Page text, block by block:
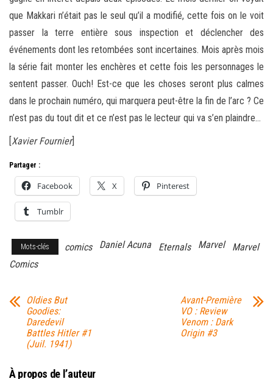
que Makkari n’était pas le seul qu’il a modifié, cette fois on le voit
passer la terre entière sous inspection et déclencher des
événements dont les retombées sont incertaines. Mois après mois
la série fait monter les enchères et cette fois les personnages le
sentent passer. Ouch! Est-ce que les choses seront plus calmes
dans le prochain numéro, qui marquera peut-être la fin de l’arc ? Ce
n’est pas du tout dit et ce n’est pas le lecteur qui va s’en plaindre…
[Xavier Fournier]
Partager :
Facebook X Pinterest
Tumblr
Mots-clés comics Daniel Acuna Eternals Marvel
Marvel
Comics
Oldies But
Goodies:
Daredevil
Battles Hitler #1
(Juil. 1941)
Avant-Première
VO : Review
Venom : Dark
Origin #3
À propos de l’auteur